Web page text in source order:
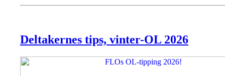
Deltakernes tips, vinter-OL 2026